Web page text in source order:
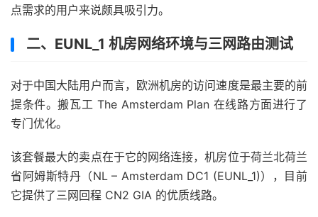
点需求的用户来说颇具吸引力。
二、EUNL_1 机房网络环境与三网路由测试
对于中国大陆用户而言，欧洲机房的访问速度是最主要的前
提条件。搬瓦工 The Amsterdam Plan 在线路方面进行了
专门优化。
该套餐最大的卖点在于它的网络连接，机房位于荷兰北荷兰
省阿姆斯特丹（NL – Amsterdam DC1 (EUNL_1)），目前
它提供了三网回程 CN2 GIA 的优质线路。